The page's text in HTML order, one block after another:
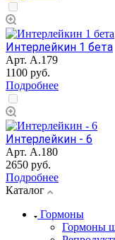
Интерлейкин 1 бета
Арт. А.179
1100 руб.
Подробнее
Интерлейкин - 6
Арт. А.180
2650 руб.
Подробнее
Каталог
Гормоны
Гормоны